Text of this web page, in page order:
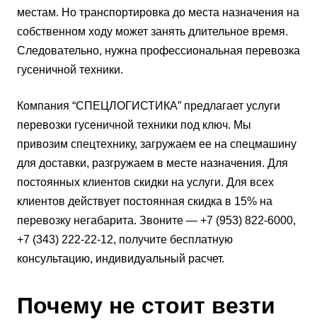
местам. Но транспортировка до места назначения на
собственном ходу может занять длительное время.
Следовательно, нужна профессиональная перевозка
гусеничной техники.
Компания “СПЕЦЛОГИСТИКА” предлагает услуги
перевозки гусеничной техники под ключ. Мы
привозим спецтехнику, загружаем ее на спецмашину
для доставки, разгружаем в месте назначения. Для
постоянных клиентов скидки на услуги. Для всех
клиентов действует постоянная скидка в 15% на
перевозку негабарита. Звоните — +7 (953) 822-6000,
+7 (343) 222-22-12, получите бесплатную
консультацию, индивидуальный расчет.
Почему не стоит везти